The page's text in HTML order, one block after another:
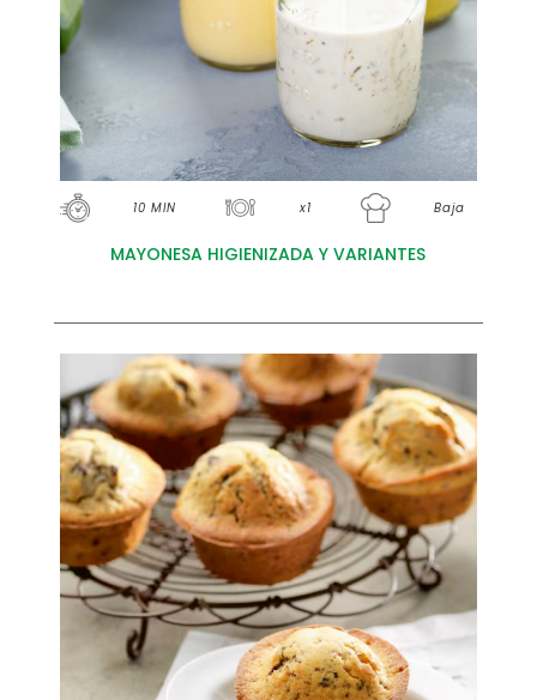
10 MIN x1 Baja
MAYONESA HIGIENIZADA Y VARIANTES